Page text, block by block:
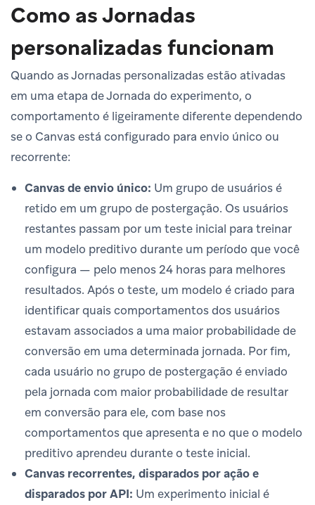
Como as Jornadas
personalizadas funcionam
Quando as Jornadas personalizadas estão ativadas
em uma etapa de Jornada do experimento, o
comportamento é ligeiramente diferente dependendo
se o Canvas está configurado para envio único ou
recorrente:
Canvas de envio único: Um grupo de usuários é
retido em um grupo de postergação. Os usuários
restantes passam por um teste inicial para treinar
um modelo preditivo durante um período que você
configura — pelo menos 24 horas para melhores
resultados. Após o teste, um modelo é criado para
identificar quais comportamentos dos usuários
estavam associados a uma maior probabilidade de
conversão em uma determinada jornada. Por fim,
cada usuário no grupo de postergação é enviado
pela jornada com maior probabilidade de resultar
em conversão para ele, com base nos
comportamentos que apresenta e no que o modelo
preditivo aprendeu durante o teste inicial.
Canvas recorrentes, disparados por ação e
disparados por API: Um experimento inicial é